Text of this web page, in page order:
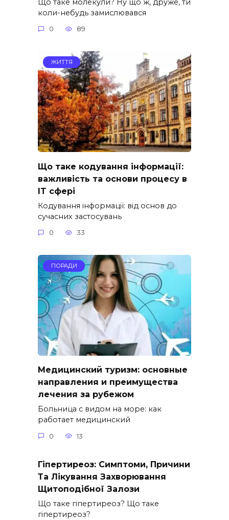
Що таке молекули? Ну що ж, друже, ти
коли-небудь замислювався
0 89
ЖИТТЯ
Що таке кодування інформації:
важливість та основи процесу в
IT сфері
Кодування інформації: від основ до
сучасних застосувань
0 33
ПОРАДИ
Медицинский туризм: основные
направления и преимущества
лечения за рубежом
Больница с видом на море: как
работает медицинский
0 13
Гіпертиреоз: Симптоми, Причини
Та Лікування Захворювання
Щитоподібної Залози
Що таке гіпертиреоз? Що таке
гіпертиреоз?